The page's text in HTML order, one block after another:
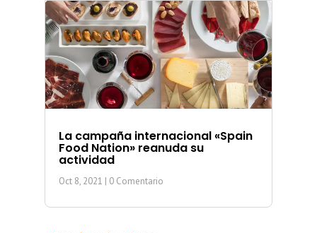
La campaña internacional «Spain
Food Nation» reanuda su
actividad
Oct 8, 2021 | 0 Comentario